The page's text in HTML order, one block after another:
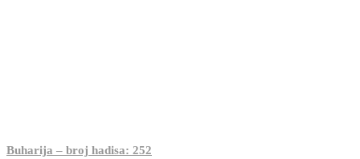
Buharija – broj hadisa: 252